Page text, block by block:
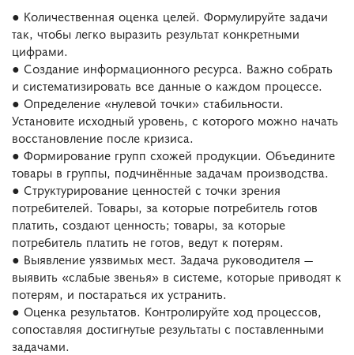
● Количественная оценка целей. Формулируйте задачи
так, чтобы легко выразить результат конкретными
цифрами.
● Создание информационного ресурса. Важно собрать
и систематизировать все данные о каждом процессе.
● Определение «нулевой точки» стабильности.
Установите исходный уровень, с которого можно начать
восстановление после кризиса.
● Формирование групп схожей продукции. Объедините
товары в группы, подчинённые задачам производства.
● Структурирование ценностей с точки зрения
потребителей. Товары, за которые потребитель готов
платить, создают ценность; товары, за которые
потребитель платить не готов, ведут к потерям.
● Выявление уязвимых мест. Задача руководителя —
выявить «слабые звенья» в системе, которые приводят к
потерям, и постараться их устранить.
● Оценка результатов. Контролируйте ход процессов,
сопоставляя достигнутые результаты с поставленными
задачами.